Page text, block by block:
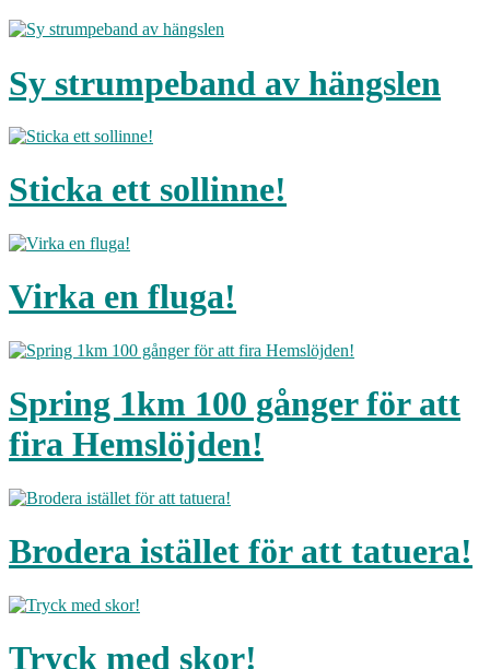
Sy strumpeband av hängslen
Sticka ett sollinne!
Virka en fluga!
Spring 1km 100 gånger för att
fira Hemslöjden!
Brodera istället för att tatuera!
Tryck med skor!